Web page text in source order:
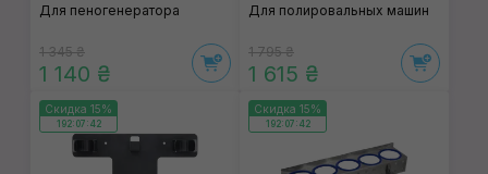
Для пеногенератора
1 345 ₴
1 140 ₴
Для полировальных машин
1 795 ₴
1 615 ₴
Скидка 15%
192:07:42
Скидка 15%
192:07:42